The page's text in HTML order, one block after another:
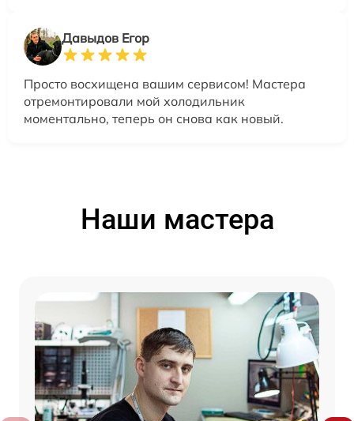
Давыдов Егор
Просто восхищена вашим сервисом! Мастера
отремонтировали мой холодильник
моментально, теперь он снова как новый.
Наши мастера